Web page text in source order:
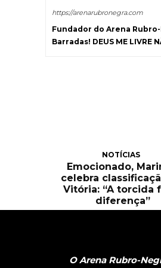
https://arenarubronegra.com
Fundador do Arena
Barradas! DEUS ME LIVRE
NOTÍCIAS
Emocionado,
celebra
Vitória: “A torcida
diferença”
O Arena Rubro-